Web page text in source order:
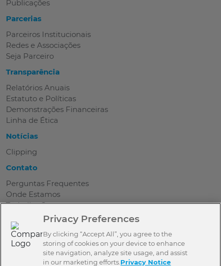
Publicações
Parcerias
Parceiros Institucionais
Redes e Associações
Seja Parceiro
Transparência
Relatórios Anuais
Estatuto e Políticas
Demonstrações Financeiras
Linha de Ética
Notícias
Clipping
Contato
Perguntas Frequentes
Onde Estamos
Trabalhe Conosco
Seja Parceiro
Contato
Imprensa
Aviso de Privacidade
Privacy Preferences
By clicking “Accept All”, you agree to the
storing of cookies on your device to enhance
site navigation, analyze site usage, and assist
in our marketing efforts. Privacy Notice